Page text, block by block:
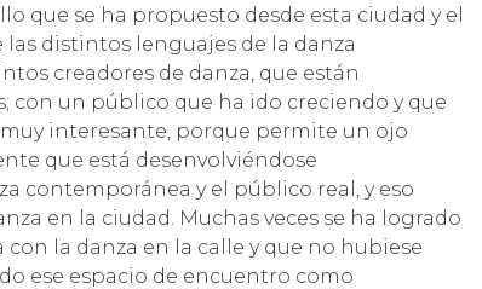
que se ha propuesto desde esta ciudad y el
distintos lenguajes de la danza
creadores de danza, que están
con un público que ha ido creciendo y que
muy interesante, porque permite un ojo
que está desenvolviéndose
contemporánea y el público real, y eso
en la ciudad. Muchas veces se ha logrado
la danza en la calle y que no hubiese
ese espacio de encuentro como